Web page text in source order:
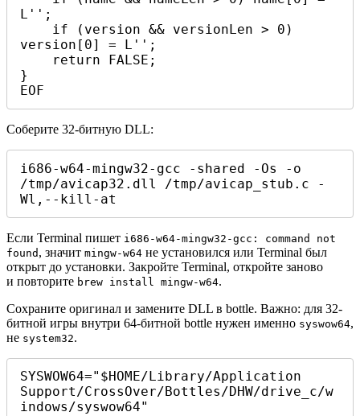
L'';
version[0] = L'';
}
EOF
Соберите 32-битную DLL:
i686-w64-mingw32-gcc -shared -Os -o
/tmp/avicap32.dll /tmp/avicap_stub.c -
Wl,--kill-at
Если Terminal пишет i686-w64-mingw32-gcc: command not
found , значит mingw-w64 не установился или Terminal был
открыт до установки. Закройте Terminal, откройте заново
и повторите brew install mingw-w64.
Сохраните оригинал и замените DLL в bottle. Важно: для 32-
битной игры внутри 64-битной bottle нужен именно syswow64,
не system32.
SYSWOW64="$HOME/Library/Application
Support/CrossOver/Bottles/DHW/drive_c/w
indows/syswow64"